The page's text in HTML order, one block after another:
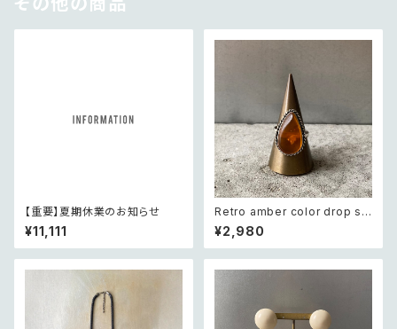
【重要】夏期休業のお知らせ
¥11,111
Retro amber color drop st
one hand made ring レトロ
アクセサリー 琥珀色 ドロップ ス
トーン ハンドメイド リング 指輪
¥2,980